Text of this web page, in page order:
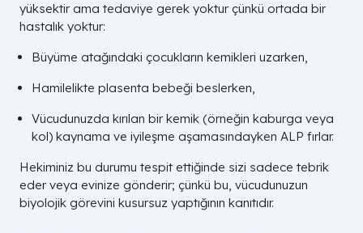
yüksektir ama tedaviye gerek yoktur çünkü ortada bir
hastalık yoktur:
Büyüme atağındaki çocukların kemikleri uzarken,
Hamilelikte plasenta bebeği beslerken,
Vücudunuzda kırılan bir kemik (örneğin kaburga veya
kol) kaynama ve iyileşme aşamasındayken ALP fırlar.
Hekiminiz bu durumu tespit ettiğinde sizi sadece tebrik
eder veya evinize gönderir; çünkü bu, vücudunuzun
biyolojik görevini kusursuz yaptığının kanıtıdır.